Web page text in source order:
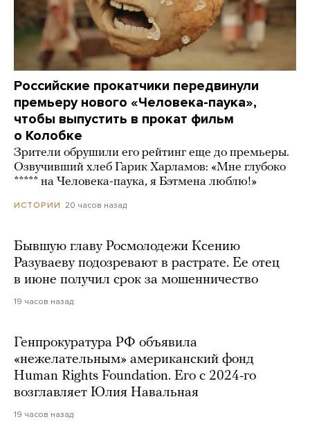
Российские прокатчики передвинули
премьеру нового «Человека-паука»,
чтобы выпустить в прокат фильм
о Колобке
Зрители обрушили его рейтинг еще до премьеры.
Озвучивший хлеб Гарик Харламов: «Мне глубоко
***** на Человека-паука, я Бэтмена люблю!»
ИСТОРИИ 20 часов назад
Бывшую главу Росмолодежи Ксению
Разуваеву подозревают в растрате. Ее отец
в июне получил срок за мошенничество
19 часов назад
Генпрокуратура РФ объявила
«нежелательным» американский фонд
Human Rights Foundation. Его с 2024-го
возглавляет Юлия Навальная
19 часов назад